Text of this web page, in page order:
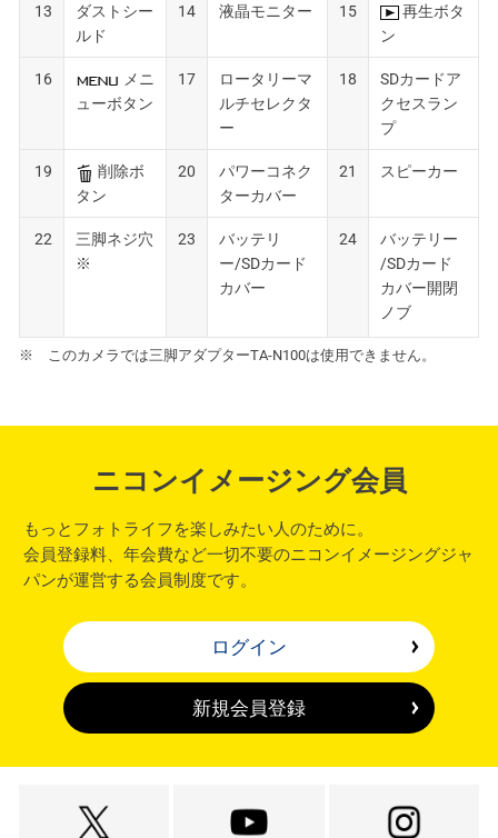
13
ダストシー
ルド
14 液晶モニター 15
再生ボタ
ン
16
メニ
ューボタン
17
ロータリーマ
ルチセレクタ
ー
18
SDカードア
クセスラン
プ
19
削除ボ
タン
20
パワーコネク
ターカバー
21 スピーカー
22
三脚ネジ穴
※
23
バッテリ
ー/SDカード
カバー
24
バッテリー
/SDカード
カバー開閉
ノブ
※ このカメラでは三脚アダプターTA-N100は使用できません。
ニコンイメージング会員
もっとフォトライフを楽しみたい人のために。
会員登録料、年会費など一切不要のニコンイメージングジャ
パンが運営する会員制度です。
ログイン
新規会員登録